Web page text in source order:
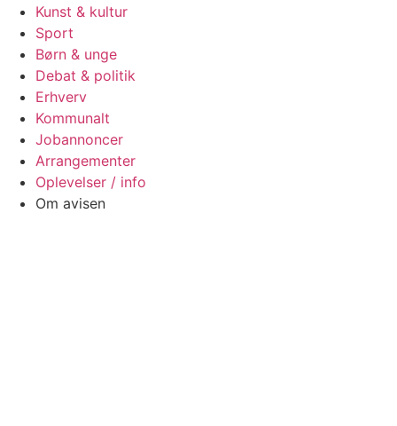
Kunst & kultur
Sport
Børn & unge
Debat & politik
Erhverv
Kommunalt
Jobannoncer
Arrangementer
Oplevelser / info
Om avisen